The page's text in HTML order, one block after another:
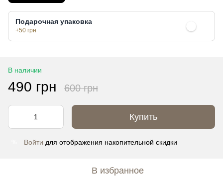
Подарочная упаковка
+50 грн
В наличии
490 грн 600 грн
Купить
Войти для отображения накопительной скидки
В избранное